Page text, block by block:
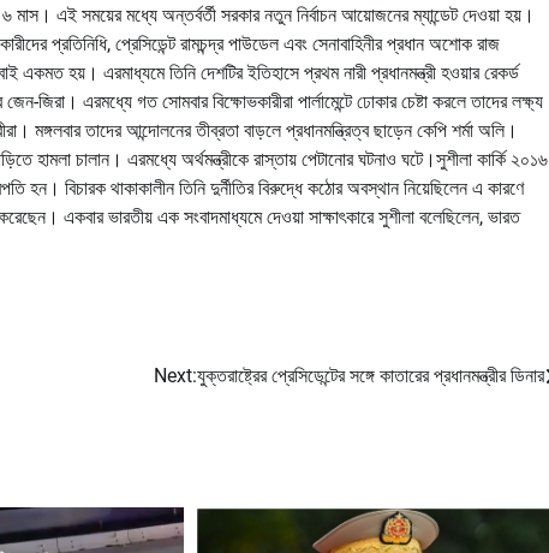
মাস। এই সময়ের মধ্যে অন্তর্বর্তী সরকার নতুন নির্বাচন আয়োজনের ম্যান্ডেট দেওয়া হয়।
প্রতিনিধি, প্রেসিডেন্ট রামচন্দ্র পাউডেল এবং সেনাবাহিনীর প্রধান অশোক রাজ
একমত হয়। এরমাধ্যমে তিনি দেশটির ইতিহাসে প্রথম নারী প্রধানমন্ত্রী হওয়ার রেকর্ড
এরমধ্যে গত সোমবার বিক্ষোভকারীরা পার্লামেন্টে ঢোকার চেষ্টা করলে তাদের লক্ষ্য
তাদের আন্দোলনের তীব্রতা বাড়লে প্রধানমন্ত্রিত্ব ছাড়েন কেপি শর্মা অলি।
হামলা চালান। এরমধ্যে অর্থমন্ত্রীকে রাস্তায় পেটানোর ঘটনাও ঘটে।সুশীলা কার্কি ২০১৬
হন। বিচারক থাকাকালীন তিনি দুর্নীতির বিরুদ্ধে কঠোর অবস্থান নিয়েছিলেন এ কারণে
একবার ভারতীয় এক সংবাদমাধ্যমে দেওয়া সাক্ষাৎকারে সুশীলা বলেছিলেন, ভারত
Next:যুক্তরাষ্ট্রের প্রেসিডেন্টের সঙ্গে কাতারের প্রধানমন্ত্রীর ডিনার